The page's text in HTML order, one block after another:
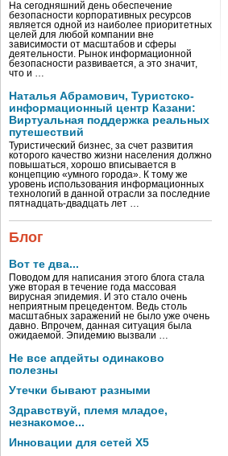
На сегодняшний день обеспечение
безопасности корпоративных ресурсов
является одной из наиболее приоритетных
целей для любой компании вне
зависимости от масштабов и сферы
деятельности. Рынок информационной
безопасности развивается, а это значит,
что и …
Наталья Абрамович, Туристско-
информационный центр Казани:
Виртуальная поддержка реальных
путешествий
Туристический бизнес, за счет развития
которого качество жизни населения должно
повышаться, хорошо вписывается в
концепцию «умного города». К тому же
уровень использования информационных
технологий в данной отрасли за последние
пятнадцать-двадцать лет …
Блог
Вот те два...
Поводом для написания этого блога стала
уже вторая в течение года массовая
вирусная эпидемия. И это стало очень
неприятным прецедентом. Ведь столь
масштабных заражений не было уже очень
давно. Впрочем, данная ситуация была
ожидаемой. Эпидемию вызвали …
Не все апдейты одинаково
полезны
Утечки бывают разными
Здравствуй, племя младое,
незнакомое...
Инновации для сетей X5